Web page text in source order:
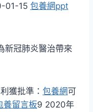
01-15 包養網ppt
新冠肺炎醫治帶來
獲批準： 包養網可
養留言板9 2020年